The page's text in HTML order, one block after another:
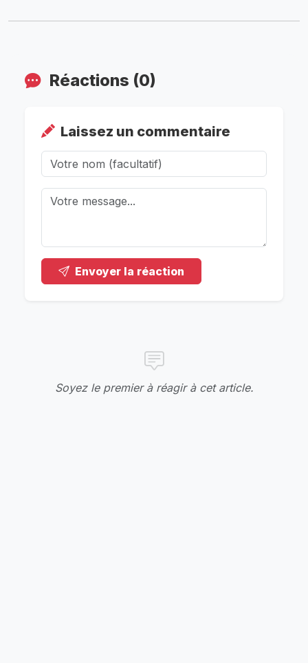
Réactions (0)
Laissez un commentaire
Envoyer la réaction
Soyez le premier à réagir à cet article.